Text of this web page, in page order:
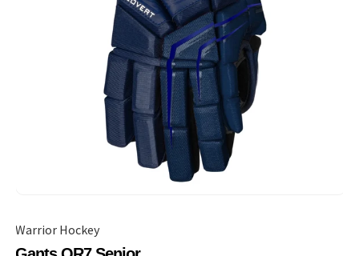
Warrior Hockey